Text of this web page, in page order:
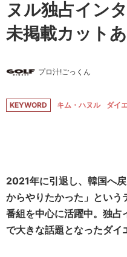
ヌル独占イン
未掲載カットあ
プロ汁!ごっくん
KEYWORD キム・ハヌル ダイ
2021年に引退し、韓国へ
からやりたかった」という
番組を中心に活躍中。独占
で大きな話題となったダイ